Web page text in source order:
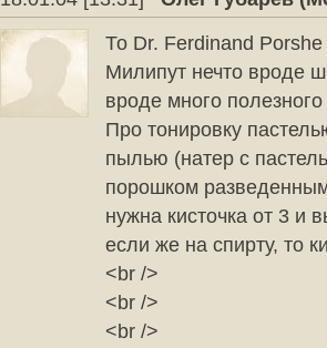
То Dr. Ferdinand
Милипут нечто вроде
вроде много
Про тонировку
пылью (натер с
порошком
нужна кисточка от 3 и
если же на спирту, то
<br />
<br />
<br />